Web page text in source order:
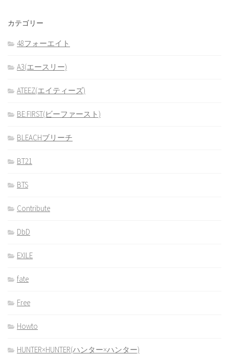
カテゴリー
48フォーエイト
A3(エースリー)
ATEEZ(エイティーズ)
BE:FIRST(ビーファースト)
BLEACHブリーチ
BT21
BTS
Contribute
DbD
EXILE
fate
Free
Howto
HUNTER×HUNTER(ハンター×ハンター)